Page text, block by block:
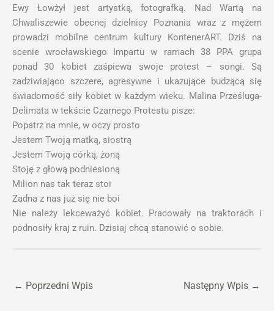
Ewy Łowżył jest artystką, fotografką. Nad Wartą na
Chwaliszewie obecnej dzielnicy Poznania wraz z mężem
prowadzi mobilne centrum kultury KontenerART. Dziś na
scenie wrocławskiego Impartu w ramach 38 PPA grupa
ponad 30 kobiet zaśpiewa swoje protest – songi. Są
zadziwiająco szczere, agresywne i ukazujące budzącą się
świadomość siły kobiet w każdym wieku. Malina Prześluga-
Delimata w tekście Czarnego Protestu pisze:
Popatrz na mnie, w oczy prosto
Jestem Twoją matką, siostrą
Jestem Twoją córką, żoną
Stoję z głową podniesioną
Milion nas tak teraz stoi
Żadna z nas już się nie boi
Nie należy lekceważyć kobiet. Pracowały na traktorach i
podnosiły kraj z ruin. Dzisiaj chcą stanowić o sobie.
← Poprzedni Wpis Następny Wpis →